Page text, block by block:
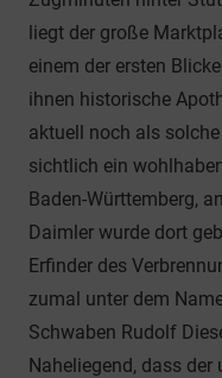
liegt der große
einem der ersten
ihnen historische
aktuell noch als
sichtlich ein
Baden-Württemberg,
Daimler wurde dort
Erfinder des
zumal unter dem
Schwaben Rudolf
Naheliegend, dass